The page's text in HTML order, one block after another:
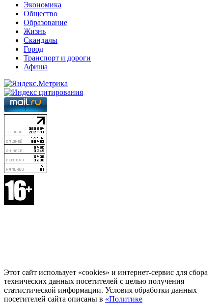
Экономика
Общество
Образование
Жизнь
Скандалы
Город
Транспорт и дороги
Афиша
Этот сайт использует «cookies» и интернет-сервис для сбора
технических данных посетителей с целью получения
статистической информации. Условия обработки данных
посетителей сайта описаны в «Политике